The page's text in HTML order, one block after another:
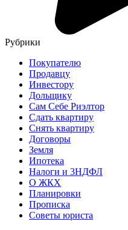
Рубрики
Покупателю
Продавцу
Инвестору
Дольщику
Сам Себе Риэлтор
Сдать квартиру
Снять квартиру
Договоры
Земля
Ипотека
Налоги и 3НДФЛ
О ЖКХ
Планировки
Прописка
Советы юриста